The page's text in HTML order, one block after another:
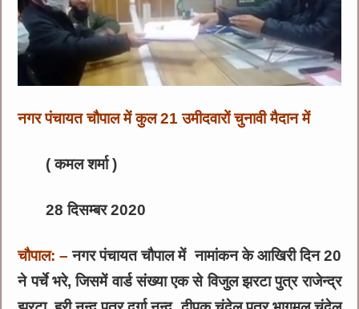
नगर पंचायत चौपाल में कुल 21 उमीदवारों चुनावी मैदान में
( कमल शर्मा )
28 दिसम्बर 2020
चौपाल: – नगर पंचायत चौपाल में नामांकन के आखिरी दिन 20
ने पर्चे भरे, जिसमें वार्ड संख्या एक से विजुल झरटा पुत्र राजेन्द्र